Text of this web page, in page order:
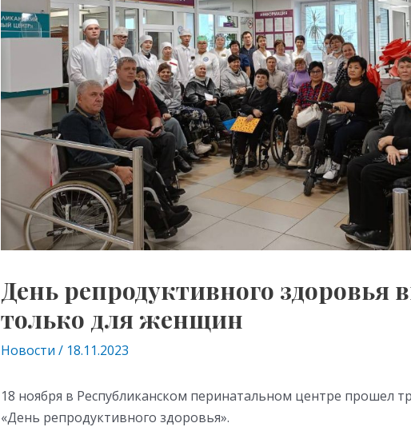
День репродуктивного здоровья
только для женщин
Новости / 18.11.2023
18 ноября в Республиканском перинатальном центре прошел
«День репродуктивного здоровья».